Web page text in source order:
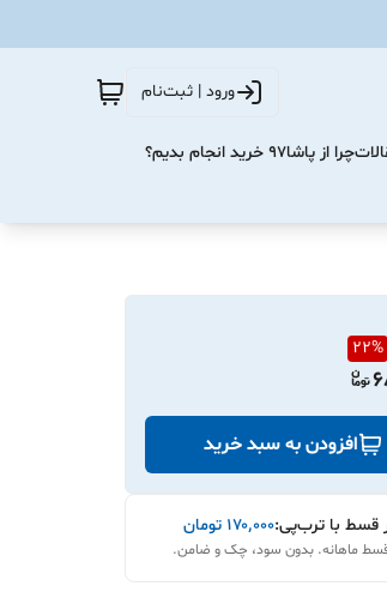
ورود | ثبت‌نام
چرا از پاشا۹۷ خرید انجام بدیم؟
22%
افزودن به سبد خرید
قسط با ترب‌پی:۱۷۰٬۰۰۰ تومان